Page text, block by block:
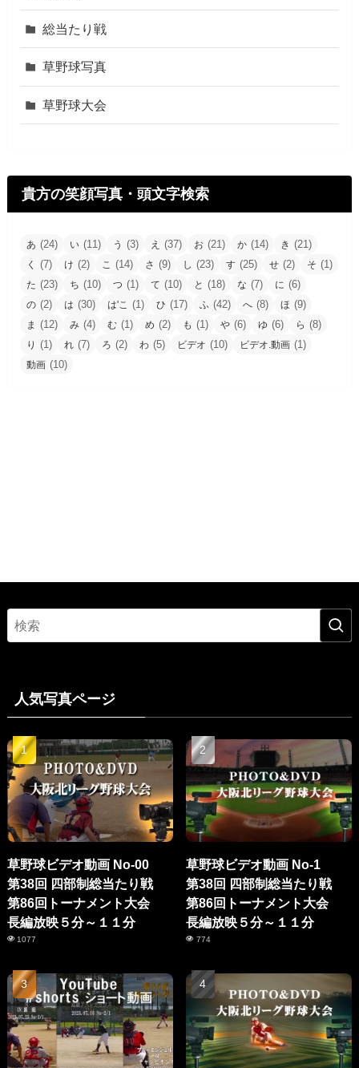
総当たり戦
草野球写真
草野球大会
貴方の笑顔写真・頭文字検索
あ (24) い (11) う (3) え (37) お (21) か (14) き (21)
く (7) け (2) こ (14) さ (9) し (23) す (25) せ (2) そ (1)
た (23) ち (10) つ (1) て (10) と (18) な (7) に (6)
の (2) は (30) は'こ (1) ひ (17) ふ (42) へ (8) ほ (9)
ま (12) み (4) む (1) め (2) も (1) や (6) ゆ (6) ら (8)
り (1) れ (7) ろ (2) わ (5) ビデオ (10) ビデオ.動画 (1)
動画 (10)
人気写真ページ
草野球ビデオ動画 No-00
第38回 四部制総当たり戦
第86回トーナメント大会
長編放映５分～１１分
1077
草野球ビデオ動画 No-1
第38回 四部制総当たり戦
第86回トーナメント大会
長編放映５分～１１分
774